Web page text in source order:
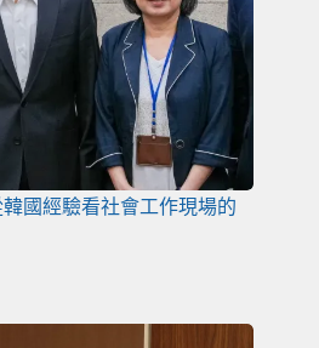
國經驗看社會工作現場的